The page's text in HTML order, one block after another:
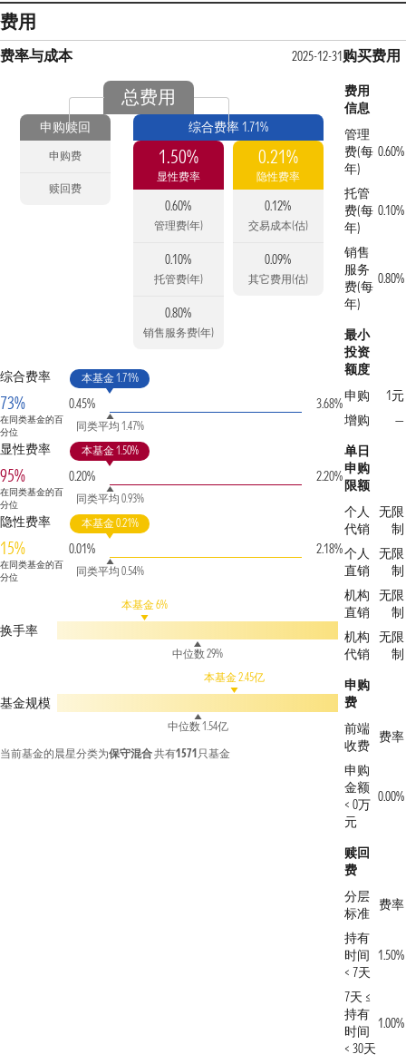
费用
费率与成本 2025-12-31
总费用
申购赎回
申购费
赎回费
综合费率 1.71%
1.50%
显性费率
0.60%
管理费(年)
0.10%
托管费(年)
0.80%
销售服务费(年)
0.21%
隐性费率
0.12%
交易成本(估)
0.09%
其它费用(估)
综合费率
73%
在同类基金的百
分位
0.45%
本基金 1.71%
同类平均 1.47%
3.68%
显性费率
95%
在同类基金的百
分位
0.20%
本基金 1.50%
同类平均 0.93%
2.20%
隐性费率
15%
在同类基金的百
分位
0.01%
本基金 0.21%
同类平均 0.54%
2.18%
换手率
本基金 6%
中位数 29%
基金规模
本基金 2.45亿
中位数 1.54亿
当前基金的晨星分类为保守混合共有1571 只基金
购买费用
费用
信息
管理
费(每
年)
0.60%
托管
费(每
年)
0.10%
销售
服务
费(每
年)
0.80%
最小
投资
额度
申购
1元
增购
—
单日
申购
限额
个人
代销
无限
制
个人
直销
无限
制
机构
直销
无限
制
机构
代销
无限
制
申购
费
前端
收费
费率
申购
金额
< 0万
元
0.00%
赎回
费
分层
标准
费率
持有
时间
< 7天
1.50%
7天 ≤
持有
时间
< 30天
1.00%